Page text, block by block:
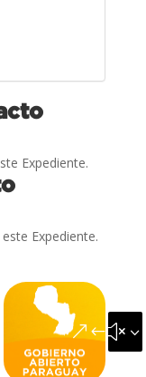
Expediente.
Expediente.